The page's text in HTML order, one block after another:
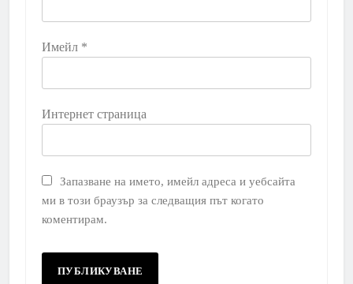
Имейл *
Интернет страница
Запазване на името, имейл адреса и уебсайта
ми в този браузър за следващия път когато
коментирам.